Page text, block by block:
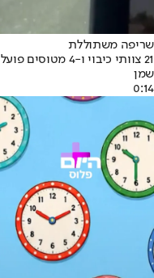
שריפה משתוללת
21 צוותי כיבוי
שמן
0:14